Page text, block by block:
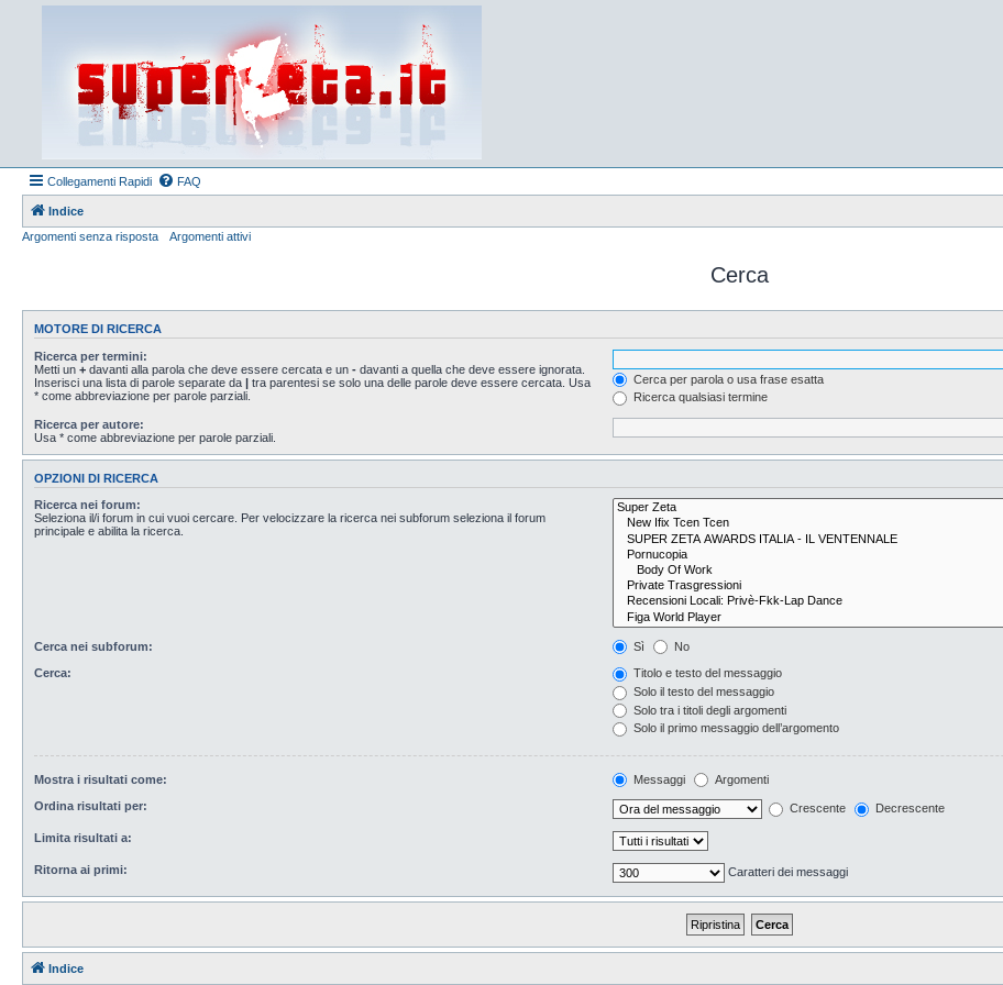
Collegamenti Rapidi FAQ
Indice
Argomenti senza risposta
Argomenti attivi
Cerca
MOTORE DI RICERCA
Ricerca per termini:
Metti un + davanti alla parola che deve essere cercata e un - davanti a quella che deve essere ignorata.
Inserisci una lista di parole separate da | tra parentesi se solo una delle parole deve essere cercata. Usa
* come abbreviazione per parole parziali.
Cerca per parola o usa frase esatta
Ricerca qualsiasi termine
Ricerca per autore:
Usa * come abbreviazione per parole parziali.
OPZIONI DI RICERCA
Ricerca nei forum:
Seleziona il/i forum in cui vuoi cercare. Per velocizzare la ricerca nei subforum seleziona il forum
principale e abilita la ricerca.
Cerca nei subforum: Sì No
Cerca:
Titolo e testo del messaggio
Solo il testo del messaggio
Solo tra i titoli degli argomenti
Solo il primo messaggio dell’argomento
Mostra i risultati come: Messaggi Argomenti
Ordina risultati per: Crescente Decrescente
Limita risultati a:
Ritorna ai primi: Caratteri dei messaggi
Indice